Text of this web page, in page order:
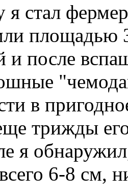
я стал
площадью
и после
в
трижды
я
6-8 см,